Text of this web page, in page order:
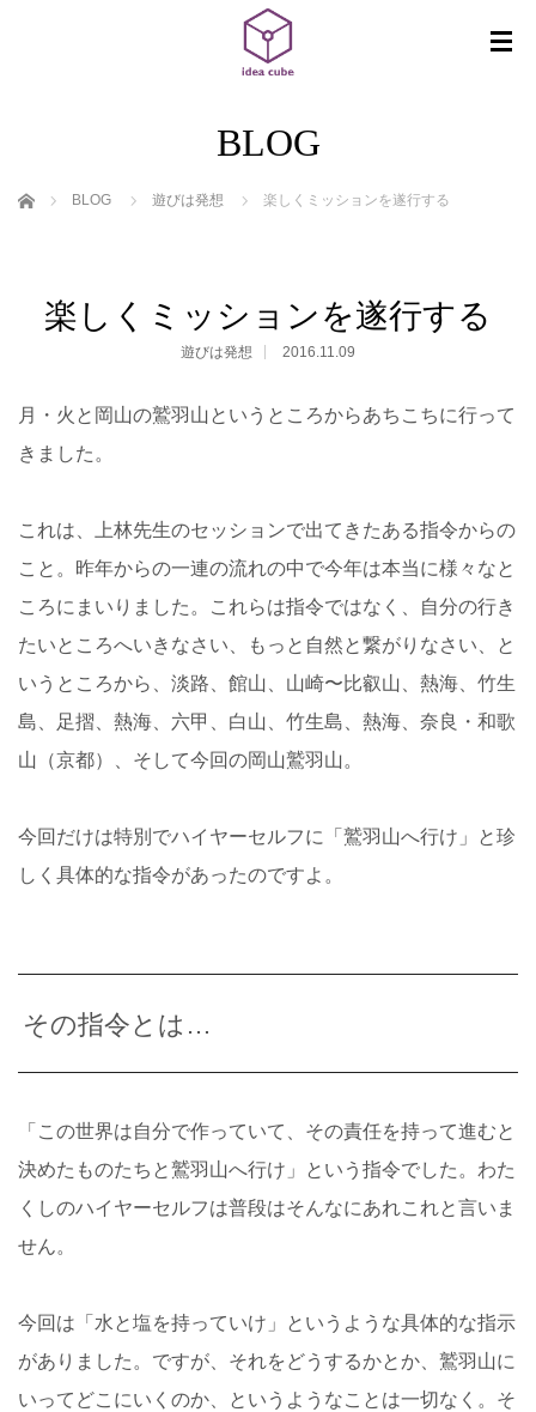
BLOG
ホーム BLOG 遊びは発想 楽しくミッションを遂行する
楽しくミッションを遂行する
遊びは発想 2016.11.09
月・火と岡山の鷲羽山というところからあちこちに行って
きました。
これは、上林先生のセッションで出てきたある指令からの
こと。昨年からの一連の流れの中で今年は本当に様々なと
ころにまいりました。これらは指令ではなく、自分の行き
たいところへいきなさい、もっと自然と繋がりなさい、と
いうところから、淡路、館山、山崎〜比叡山、熱海、竹生
島、足摺、熱海、六甲、白山、竹生島、熱海、奈良・和歌
山（京都）、そして今回の岡山鷲羽山。
今回だけは特別でハイヤーセルフに「鷲羽山へ行け」と珍
しく具体的な指令があったのですよ。
その指令とは…
「この世界は自分で作っていて、その責任を持って進むと
決めたものたちと鷲羽山へ行け」という指令でした。わた
くしのハイヤーセルフは普段はそんなにあれこれと言いま
せん。
今回は「水と塩を持っていけ」というような具体的な指示
がありました。ですが、それをどうするかとか、鷲羽山に
いってどこにいくのか、というようなことは一切なく。そ